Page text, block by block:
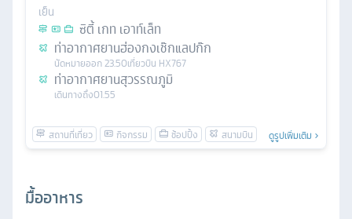
เย็น
ซิตี้ เกท เอาท์เล็ท
ท่าอากาศยานฮ่องกงเช๊กแลปก๊ก
นัดหมายออก23.50เที่ยวบิน HX767
ท่าอากาศยานสุวรรณภูมิ
เดินทางถึง01.55
ดูรูปเพิ่มเติม
มื้ออาหาร